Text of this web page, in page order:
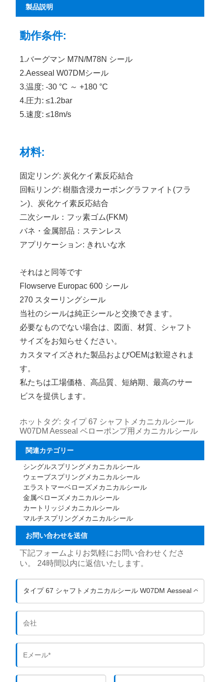
製品説明
動作条件:
1.バーグマン M7N/M78N シール
2.Aesseal W07DMシール
3.温度: -30 °C ～ +180 °C
4.圧力: ≤1.2bar
5.速度: ≤18m/s
材料:
固定リング: 炭化ケイ素反応結合
回転リング: 樹脂含浸カーボングラファイト(フラ
ン)、炭化ケイ素反応結合
二次シール：フッ素ゴム(FKM)
バネ・金属部品：ステンレス
アプリケーション: きれいな水
それはと同等です
Flowserve Europac 600 シール
270 スターリングシール
当社のシールは純正シールと交換できます。
必要なものでない場合は、図面、材質、シャフト
サイズをお知らせください。
カスタマイズされた製品およびOEMは歓迎されま
す。
私たちは工場価格、高品質、短納期、最高のサー
ビスを提供します。
ホットタグ: タイプ 67 シャフトメカニカルシール
W07DM Aesseal ベローポンプ用メカニカルシール
関連カテゴリー
シングルスプリングメカニカルシール
ウェーブスプリングメカニカルシール
エラストマーベローズメカニカルシール
金属ベローズメカニカルシール
カートリッジメカニカルシール
マルチスプリングメカニカルシール
お問い合わせを送信
下記フォームよりお気軽にお問い合わせくださ
い。 24時間以内に返信いたします。